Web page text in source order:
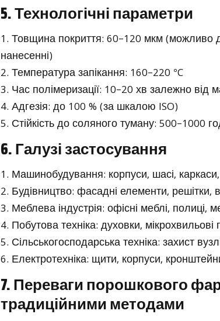
5. Технологічні параметри
Товщина покриття: 60–120 мкм (можливо
нанесенні)
Температура запікання: 160–220 °C
Час полімеризації: 10–20 хв залежно від
Адгезія: до 100 % (за шкалою ISO)
Стійкість до соляного туману: 500–1000
6. Галузі застосування
Машинобудування: корпуси, шасі,
Будівництво: фасадні елементи, решітки,
Меблева індустрія: офісні меблі, полиці,
Побутова техніка: духовки, мікрохвильові
Сільськогосподарська техніка: захист
Електротехніка: щити, корпуси,
7. Переваги порошкового
традиційними методами